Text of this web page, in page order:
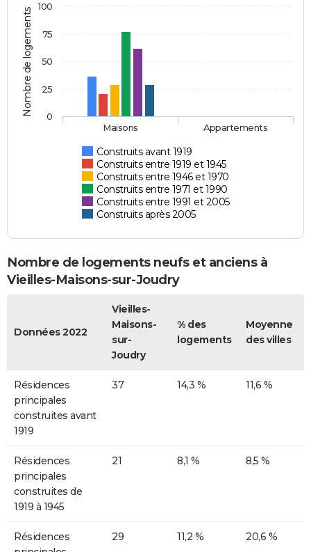
Nombre de logements
Construits avant 1919
Construits entre 1919 et 1945
Construits entre 1946 et 1970
Construits entre 1971 et 1990
Construits entre 1991 et 2005
Construits après 2005
Maisons Appartements
0
25
50
75
100
Nombre de logements neufs et anciens à
Vieilles-Maisons-sur-Joudry
Données 2022
Vieilles-
Maisons-
sur-
Joudry
% des
logements
Moyenne
des villes
Résidences
principales
construites avant
1919
37 14,3 % 11,6 %
Résidences
principales
construites de
1919 à 1945
21 8,1 % 8,5 %
Résidences
29 11,2 % 20,6 %